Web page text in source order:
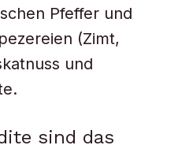
Pfeffer und
(Zimt,
und
sind das